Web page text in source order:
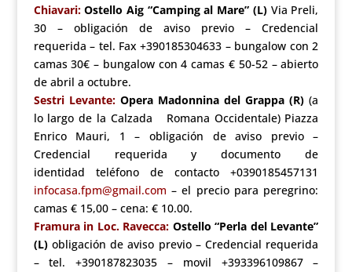
Chiavari:Ostello Aig “Camping al Mare” (L)Via Preli,
30 – obligación de aviso previo – Credencial
requerida – tel. Fax +390185304633 – bungalow con 2
camas 30€ – bungalow con 4 camas € 50-52 – abierto
de abril a octubre.
Sestri Levante: Opera Madonnina del Grappa (R) (a
lo largo de la Calzada Romana Occidentale) Piazza
Enrico Mauri, 1 – obligación de aviso previo –
Credencial requerida y documento de
identidad teléfono de contacto +0390185457131
infocasa.fpm@gmail.com – el precio para peregrino:
camas € 15,00 – cena: € 10.00.
Framura in Loc. Ravecca: Ostello “Perla del Levante”
(L)obligación de aviso previo – Credencial requerida
– tel. +390187823035 – movil +393396109867 –